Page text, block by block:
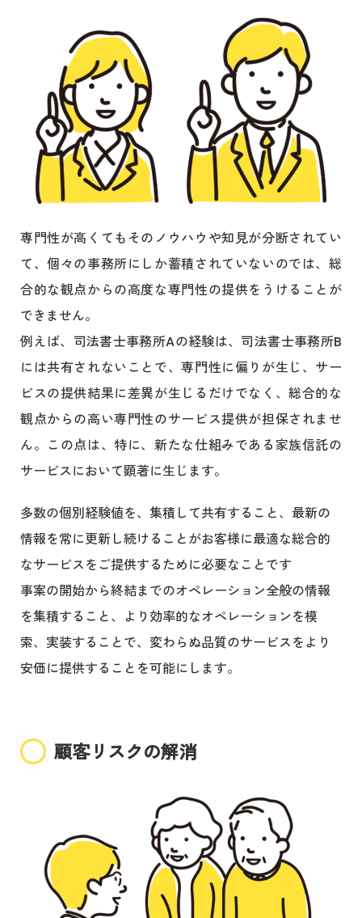
専門性が高くてもそのノウハウや知見が分断されてい
て、個々の事務所にしか蓄積されていないのでは、総
合的な観点からの高度な専門性の提供をうけることが
できません。
例えば、司法書士事務所Aの経験は、司法書士事務所B
には共有されないことで、専門性に偏りが生じ、サー
ビスの提供結果に差異が生じるだけでなく、総合的な
観点からの高い専門性のサービス提供が担保されませ
ん。この点は、特に、新たな仕組みである家族信託の
サービスにおいて顕著に生じます。
多数の個別経験値を、集積して共有すること、最新の
情報を常に更新し続けることがお客様に最適な総合的
なサービスをご提供するために必要なことです
事案の開始から終結までのオペレーション全般の情報
を集積すること、より効率的なオペレーションを模
索、実装することで、変わらぬ品質のサービスをより
安価に提供することを可能にします。
顧客リスクの解消